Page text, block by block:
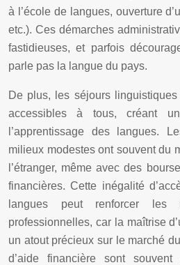
à l’école de langues, ouverture
etc.). Ces démarches
fastidieuses, et parfois
parle pas la langue du pays.
De plus, les séjours
accessibles à tous, créant
l’apprentissage des langues.
milieux modestes ont souvent du
l’étranger, même avec des
financières. Cette inégalité
langues peut renforcer les
professionnelles, car la maîtrise
un atout précieux sur le marché
d’aide financière sont